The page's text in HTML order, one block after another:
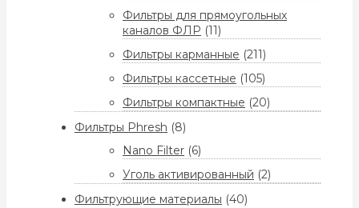
Фильтры для прямоугольных
каналов ФЛР (11)
Фильтры карманные (211)
Фильтры кассетные (105)
Фильтры компактные (20)
Фильтры Phresh (8)
Nano Filter (6)
Уголь активированный (2)
Фильтрующие материалы (40)